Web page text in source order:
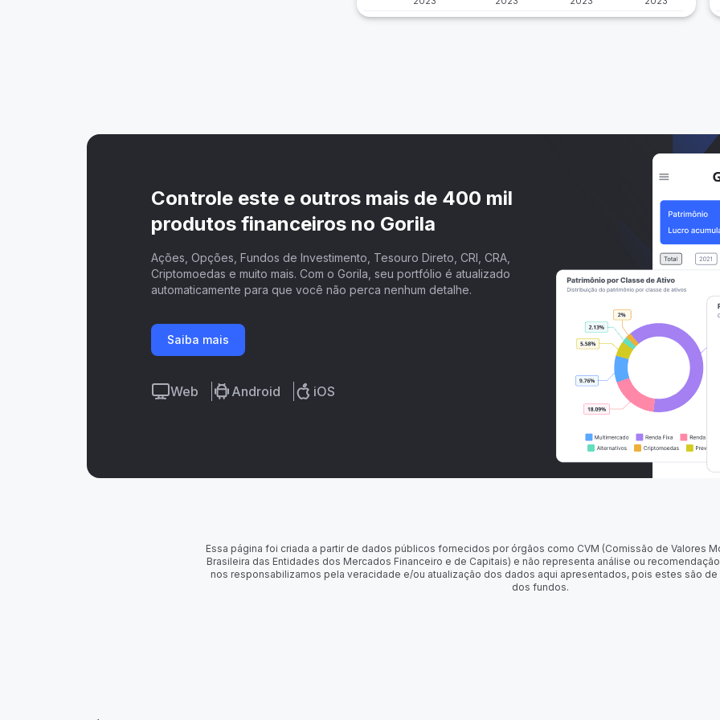
Controle este e outros mais de 400 mil
produtos financeiros no Gorila
Ações, Opções, Fundos de Investimento, Tesouro Direto, CRI, CRA,
Criptomoedas e muito mais. Com o Gorila, seu portfólio é atualizado
automaticamente para que você não perca nenhum detalhe.
Saiba mais
Web Android iOS
Essa página foi criada a partir de dados públicos fornecidos por órgãos como CVM (Comissão de Valores
Brasileira das Entidades dos Mercados Financeiro e de Capitais) e não representa análise ou
nos responsabilizamos pela veracidade e/ou atualização dos dados aqui apresentados, pois estes são
dos fundos.